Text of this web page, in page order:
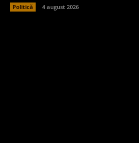
Politică 4 august 2026